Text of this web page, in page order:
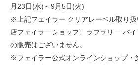
月23日(水)～9月5日(火)
※上記フェイラー クリアレーベル取り
店フェイラーショップ、ラブラリー バ
の販売はございません。
※フェイラー公式オンラインショップ・